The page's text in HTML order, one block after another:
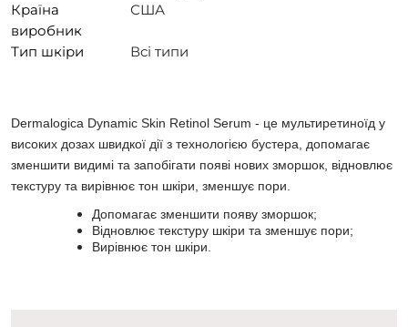
Країна
виробник
США
Тип шкіри Всі типи
Dermalogica Dynamic Skin Retinol Serum - це мультиретиноїд у
високих дозах швидкої дії з технологією бустера, допомагає
зменшити видимі та запобігати появі нових зморшок, відновлює
текстуру та вирівнює тон шкіри, зменшує пори.
Допомагає зменшити появу зморшок;
Відновлює текстуру шкіри та зменшує пори;
Вирівнює тон шкіри.